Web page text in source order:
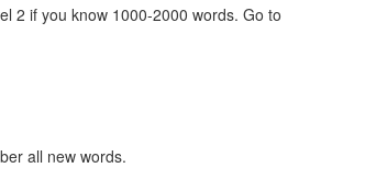
2 if you know 1000-2000 words. Go to
all new words.